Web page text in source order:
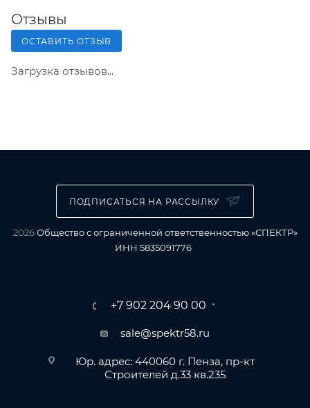
Отзывы
ОСТАВИТЬ ОТЗЫВ
Загрузка отзывов...
ПОДПИСАТЬСЯ НА РАССЫЛКУ
2026Общество с ограниченной ответственностью «СПЕКТР»
ИНН 5835091776
+7 902 204 90 00
sale@spektr58.ru
Юр. адрес: 440060 г. Пенза, пр-кт
Строителей д.33 кв.235